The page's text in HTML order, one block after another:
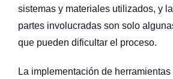
sistemas y materiales utilizados, y
partes involucradas son solo
que pueden dificultar el proceso.
La implementación de